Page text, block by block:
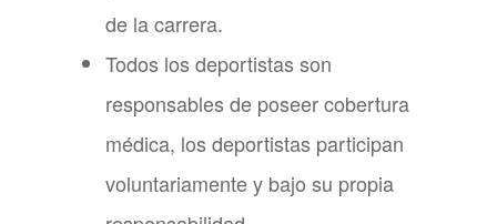
de la carrera.
Todos los deportistas son
responsables de poseer cobertura
médica, los deportistas participan
voluntariamente y bajo su propia